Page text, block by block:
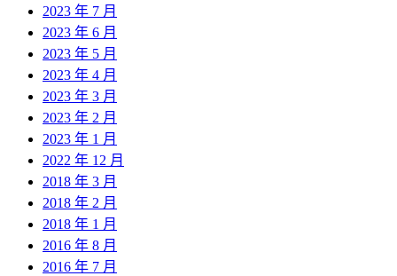
2023 年 7 月
2023 年 6 月
2023 年 5 月
2023 年 4 月
2023 年 3 月
2023 年 2 月
2023 年 1 月
2022 年 12 月
2018 年 3 月
2018 年 2 月
2018 年 1 月
2016 年 8 月
2016 年 7 月